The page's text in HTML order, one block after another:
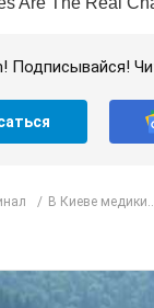
Подписывайся!
В Киеве